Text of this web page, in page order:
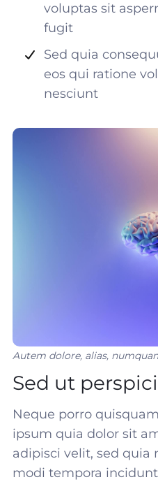
voluptas sit
fugit
Sed quia
eos qui ratione
nesciunt
Autem dolore, alias,
Sed ut
Neque porro
ipsum quia dolor sit
adipisci velit, sed
modi tempora